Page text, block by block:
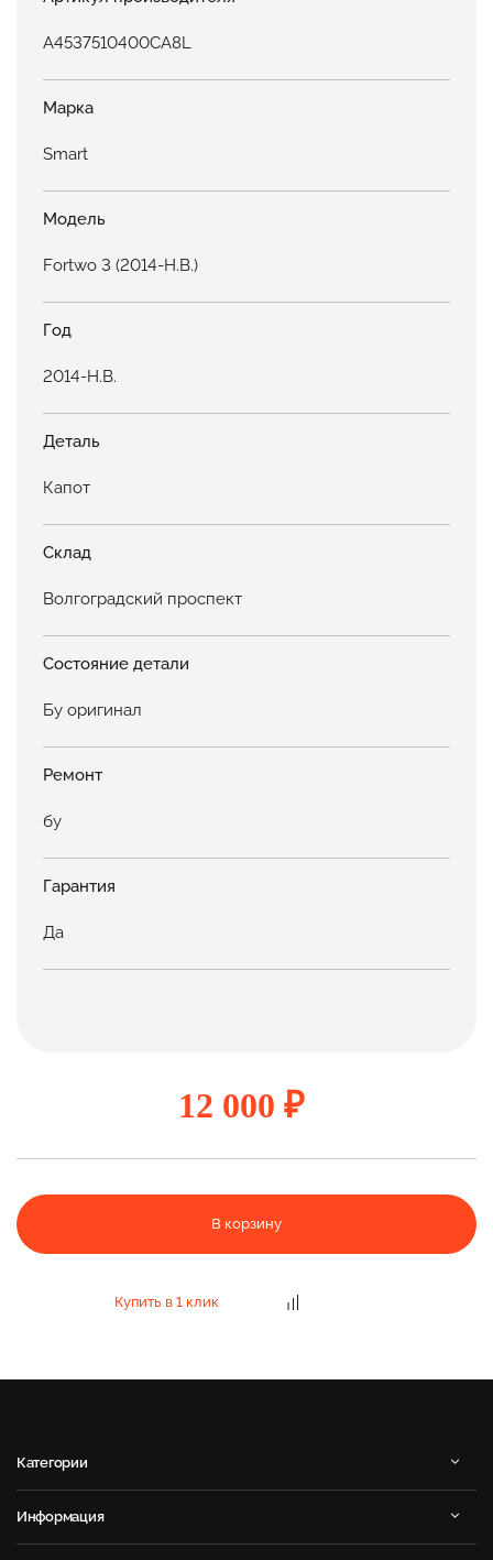
A4537510400CA8L
Марка
Smart
Модель
Fortwo 3 (2014-Н.В.)
Год
2014-Н.В.
Деталь
Капот
Склад
Волгоградский проспект
Состояние детали
Бу оригинал
Ремонт
бу
Гарантия
Да
12 000 ₽
В корзину
Купить в 1 клик
Категории
Информация